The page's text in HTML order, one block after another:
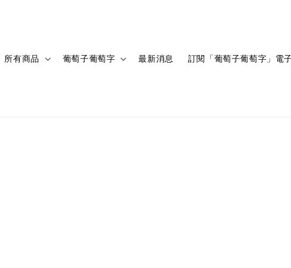
所有商品 葡萄子葡萄字 最新消息 訂閱「葡萄子葡萄字」電